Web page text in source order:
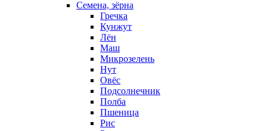
Семена, зёрна
Гречка
Кунжут
Лён
Маш
Микрозелень
Нут
Овёс
Подсолнечник
Полба
Пшеница
Рис